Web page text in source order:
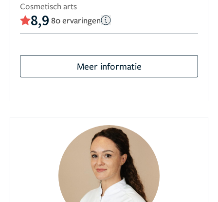
Cosmetisch arts
8,9 80 ervaringen
Meer informatie